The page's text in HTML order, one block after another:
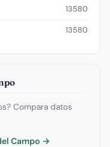
13580
13580
Compara datos
Campo →